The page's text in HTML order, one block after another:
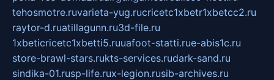
tehosmotre.ruvarieta-yug.rucricetc1xbetr1xbetcc2.ru
raytor-d.ruatillagunn.ru3d-file.ru
1xbeticricetc1xbetti5.ruuafoot-statti.rue-abis1c.ru
store-brawl-stars.rukts-services.rudark-sand.ru
sindika-01.rusp-life.rux-legion.rusib-archives.ru